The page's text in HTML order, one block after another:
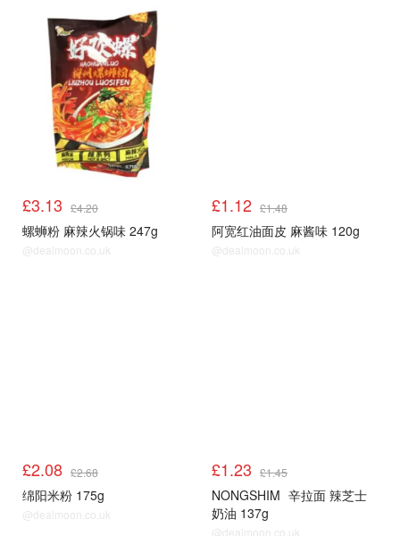
£3.13 £4.20
螺蛳粉 麻辣火锅味 247g
@dealmoon.co.uk
£1.12 £1.48
阿宽红油面皮 麻酱味 120g
@dealmoon.co.uk
£2.08 £2.68
绵阳米粉 175g
@dealmoon.co.uk
£1.23 £1.45
NONGSHIM 辛拉面 辣芝士
奶油 137g
@dealmoon.co.uk